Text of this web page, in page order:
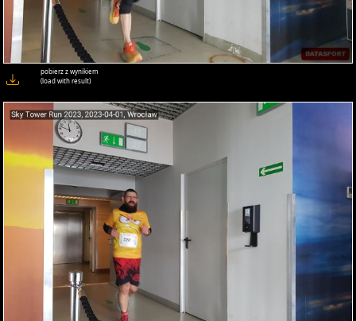
pobierz z wynikiem
(load with result)